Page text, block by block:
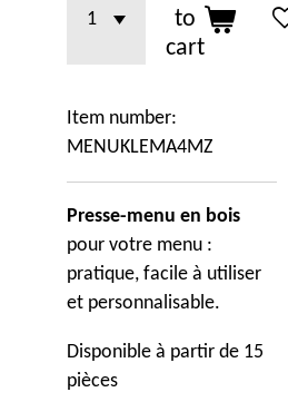
to
cart
Item number:
MENUKLEMA4MZ
Presse-menu en bois
pour votre menu :
pratique, facile à utiliser
et personnalisable.
Disponible à partir de 15
pièces